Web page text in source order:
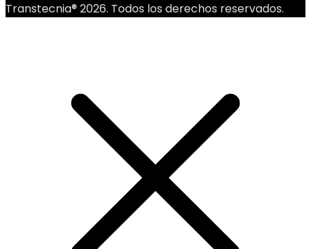
Transtecnia® 2026. Todos los derechos reservados.